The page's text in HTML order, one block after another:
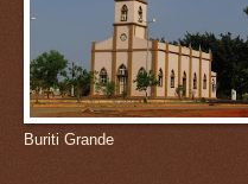
Buriti Grande